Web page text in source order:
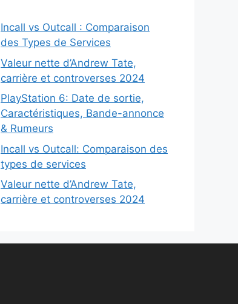
Incall vs Outcall : Comparaison
des Types de Services
Valeur nette d’Andrew Tate,
carrière et controverses 2024
PlayStation 6: Date de sortie,
Caractéristiques, Bande-annonce
& Rumeurs
Incall vs Outcall: Comparaison des
types de services
Valeur nette d’Andrew Tate,
carrière et controverses 2024